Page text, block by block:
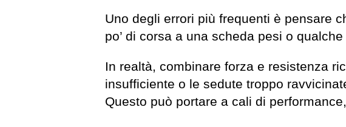
Uno degli errori più frequenti è pensare
po’ di corsa a una scheda pesi o
In realtà, combinare forza e resistenza
insufficiente o le sedute troppo
Questo può portare a cali di